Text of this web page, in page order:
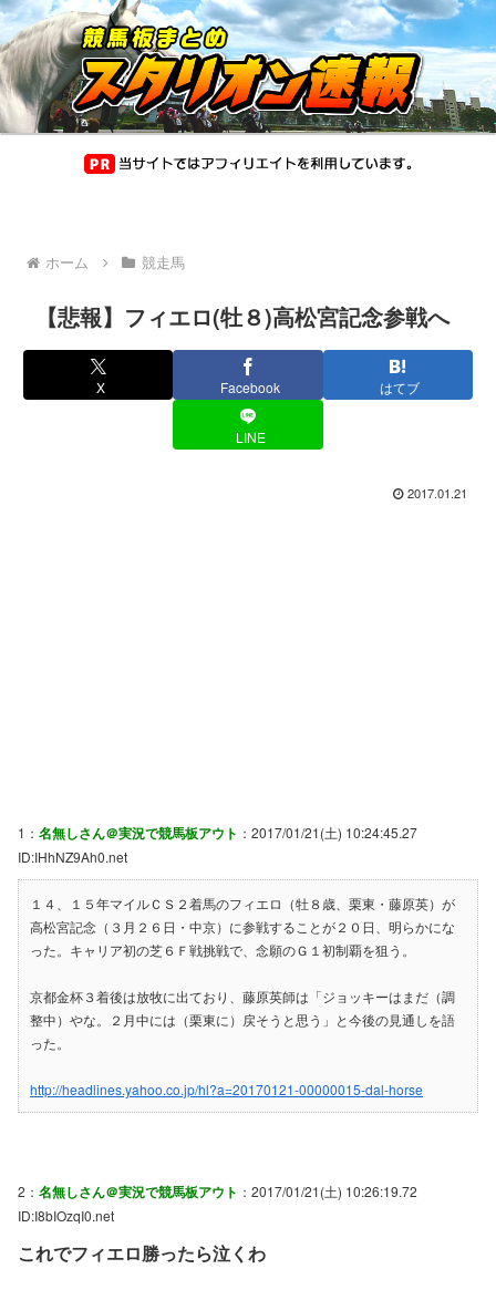
ホーム 競走馬
【悲報】フィエロ(牡８)高松宮記念参戦へ
X Facebook はてブ
LINE
2017.01.21
1： 名無しさん＠実況で競馬板アウト ：2017/01/21(土) 10:24:45.27
ID:IHhNZ9Ah0.net
１４、１５年マイルＣＳ２着馬のフィエロ（牡８歳、栗東・藤原英）が
高松宮記念（３月２６日・中京）に参戦することが２０日、明らかにな
った。キャリア初の芝６Ｆ戦挑戦で、念願のＧ１初制覇を狙う。
京都金杯３着後は放牧に出ており、藤原英師は「ジョッキーはまだ（調
整中）やな。２月中には（栗東に）戻そうと思う」と今後の見通しを語
った。
http://headlines.yahoo.co.jp/hl?a=20170121-00000015-dal-horse
2： 名無しさん＠実況で競馬板アウト ：2017/01/21(土) 10:26:19.72
ID:I8bIOzqI0.net
これでフィエロ勝ったら泣くわ